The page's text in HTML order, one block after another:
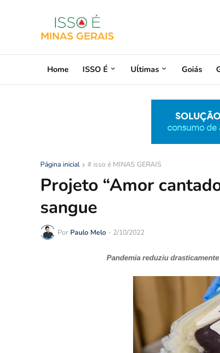
Home ISSO É Uĺtimas Goiás
Página inicial # isso é MINAS GERAIS
Projeto “Amor
sangue
Por Paulo Melo - 2/10/2022
Pandemia reduziu